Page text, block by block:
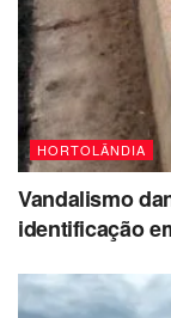
HORTOLÂNDIA
Vandalismo
identificação